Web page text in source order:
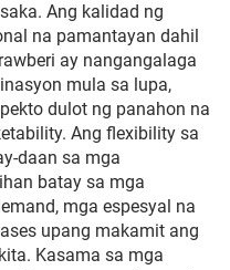
Ang kalidad ng
na pamantayan dahil
ay nangangalaga
mula sa lupa,
dulot ng panahon na
Ang flexibility sa
daan sa mga
batay sa mga
mga espesyal na
upang makamit ang
Kasama sa mga